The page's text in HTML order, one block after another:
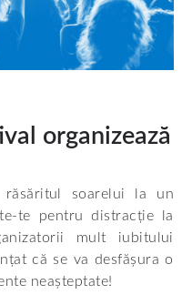
organizează
soarelui la un
te pentru distracție la
mult iubitului
că se va desfășura o
neașteptate!